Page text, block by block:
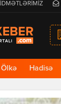
Ölkə Hadisə